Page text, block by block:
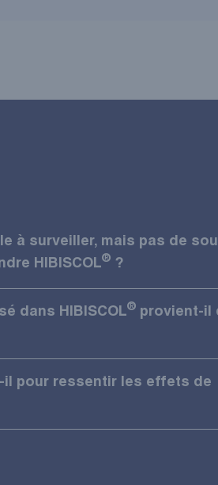
à surveiller, mais pas de
HIBISCOL® ?
dans HIBISCOL® provient-il
il pour ressentir les effets de